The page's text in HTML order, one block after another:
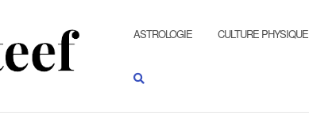
ASTROLOGIE CULTURE PHYSIQUE